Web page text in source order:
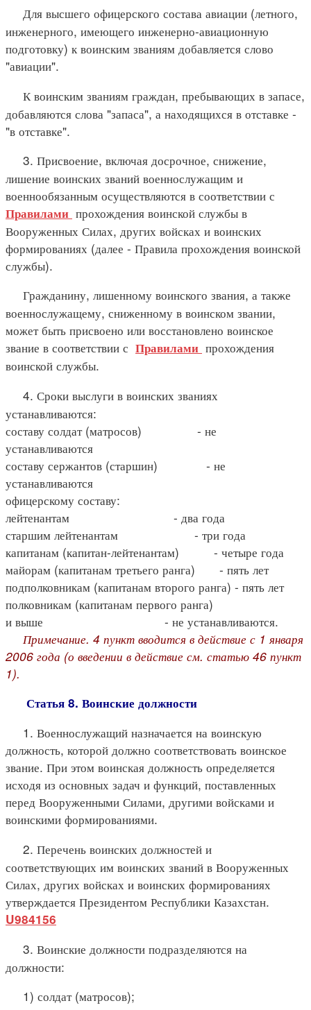
Для высшего офицерского состава авиации (летного,
инженерного, имеющего инженерно-авиационную
подготовку) к воинским званиям добавляется слово
"авиации".
К воинским званиям граждан, пребывающих в запасе,
добавляются слова "запаса", а находящихся в отставке -
"в отставке".
3. Присвоение, включая досрочное, снижение,
лишение воинских званий военнослужащим и
военнообязанным осуществляются в соответствии с
Правилами прохождения воинской службы в
Вооруженных Силах, других войсках и воинских
формированиях (далее - Правила прохождения воинской
службы).
Гражданину, лишенному воинского звания, а также
военнослужащему, сниженному в воинском звании,
может быть присвоено или восстановлено воинское
звание в соответствии с Правилами прохождения
воинской службы.
4. Сроки выслуги в воинских званиях
устанавливаются:
составу солдат (матросов) - не
устанавливаются
составу сержантов (старшин) - не
устанавливаются
офицерскому составу:
лейтенантам - два года
старшим лейтенантам - три года
капитанам (капитан-лейтенантам) - четыре года
майорам (капитанам третьего ранга) - пять лет
подполковникам (капитанам второго ранга) - пять лет
полковникам (капитанам первого ранга)
и выше - не устанавливаются.
Примечание. 4 пункт вводится в действие с 1 января
2006 года (о введении в действие см. статью 46 пункт
1).
Статья 8. Воинские должности
1. Военнослужащий назначается на воинскую
должность, которой должно соответствовать воинское
звание. При этом воинская должность определяется
исходя из основных задач и функций, поставленных
перед Вооруженными Силами, другими войсками и
воинскими формированиями.
2. Перечень воинских должностей и
соответствующих им воинских званий в Вооруженных
Силах, других войсках и воинских формированиях
утверждается Президентом Республики Казахстан.
U984156
3. Воинские должности подразделяются на
должности:
1) солдат (матросов);